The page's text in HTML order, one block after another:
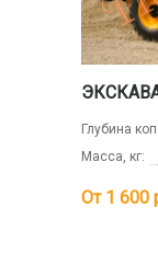
Глубина
Масса, кг:
От 1 600